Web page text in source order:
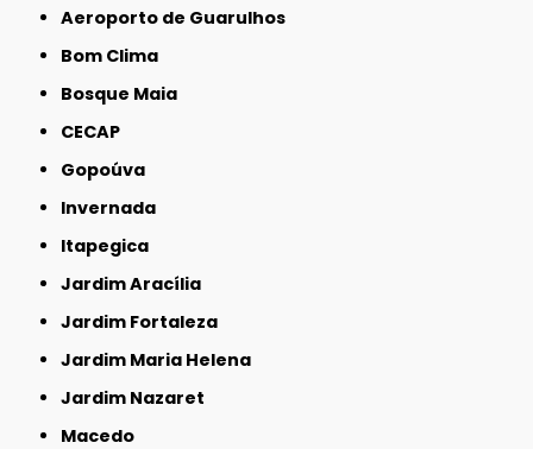
Aeroporto de Guarulhos
Bom Clima
Bosque Maia
CECAP
Gopoúva
Invernada
Itapegica
Jardim Aracília
Jardim Fortaleza
Jardim Maria Helena
Jardim Nazaret
Macedo